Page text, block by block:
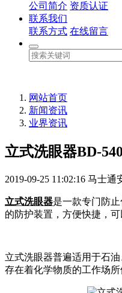
公司简介 资质认证
联系我们
联系方式 在线留言
网站首页
新闻资讯
业界资讯
立式洗眼器BD-
2019-09-25 11:02:16 马士通
立式洗眼器是一款专门防
的防护装置，方便快捷，
立式洗眼器普遍适用于石
存在着化学物质的工作场所